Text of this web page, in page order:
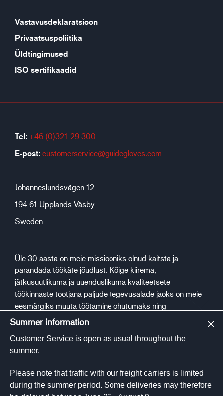
Vastavusdeklaratsioon
Privaatsuspoliitika
Üldtingimused
ISO sertifikaadid
Tel: +46 (0)321-29 300
E-post: customerservice@guidegloves.com
Johanneslundsvägen 12
194 61 Upplands Väsby
Sweden
Üle 30 aasta on meie missiooniks olnud kaitsta ja
parandada töökäte jõudlust. Kõige kiirema,
jätkusuutlikuma ja uuenduslikuma kvaliteetsete
töökinnaste tootjana paljude tegevusalade jaoks on meie
eesmärgiks muuta töötamine ohutumaks ning
tervislikumaks.
Sotsiaalmeedia
Summer information
Customer Service is open as usual throughout the
summer.
Please note that traffic with our freight carriers is limited
during the summer period. Some deliveries may therefore